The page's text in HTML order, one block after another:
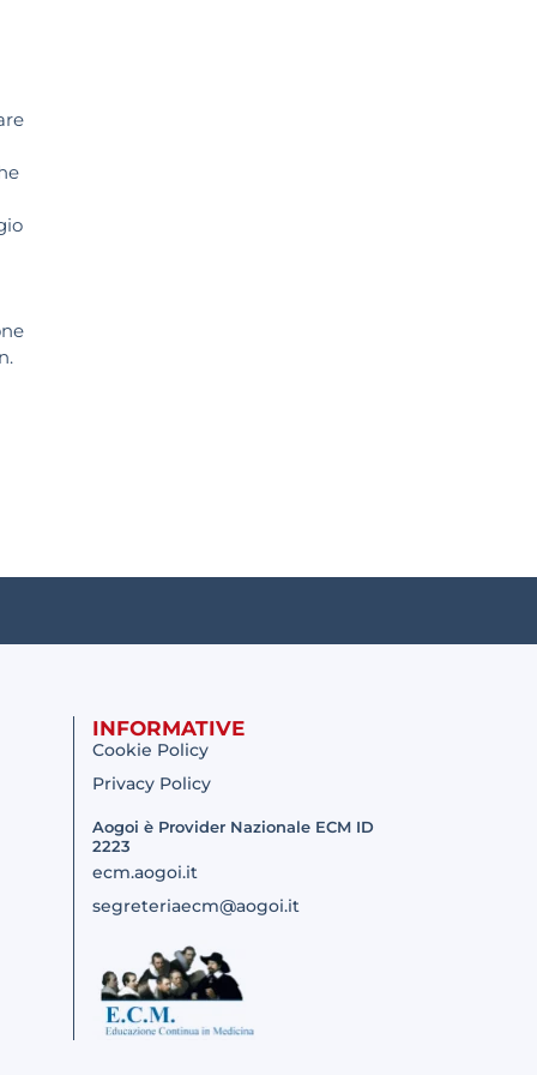
INFORMATIVE
Cookie Policy
Privacy Policy
Aogoi è Provider Nazionale ECM ID
2223
ecm.aogoi.it
segreteriaecm@aogoi.it